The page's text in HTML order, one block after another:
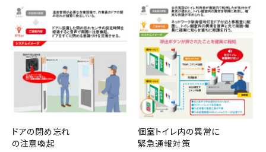
ドアの閉め忘れ
の注意喚起
個室トイレ内の異常に
緊急通報対策